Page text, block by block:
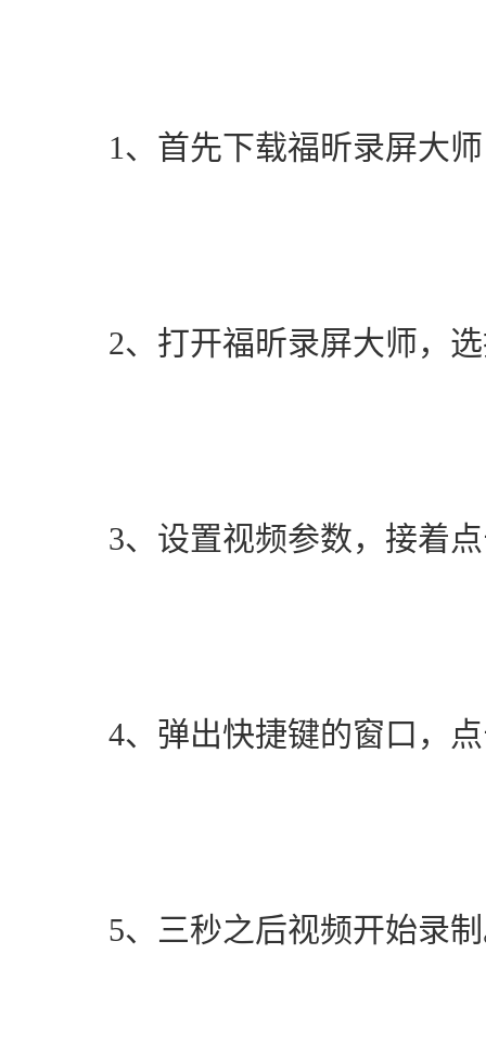
1、首先下载福昕录屏大
2、打开福昕录屏大师，选
3、设置视频参数，接着点
4、弹出快捷键的窗口，点
5、三秒之后视频开始录